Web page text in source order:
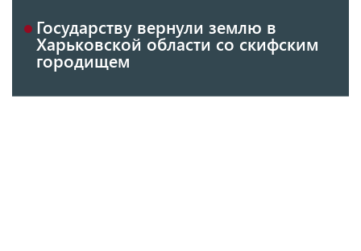
Государству вернули землю в
Харьковской области со скифским
городищем